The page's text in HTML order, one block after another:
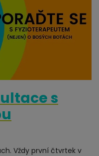
s
Vždy první čtvrtek v